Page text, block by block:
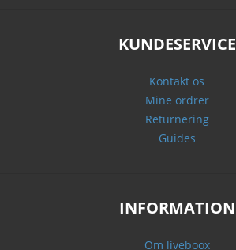
KUNDESERVICE
Kontakt os
Mine ordrer
Returnering
Guides
INFORMATION
Om liveboox